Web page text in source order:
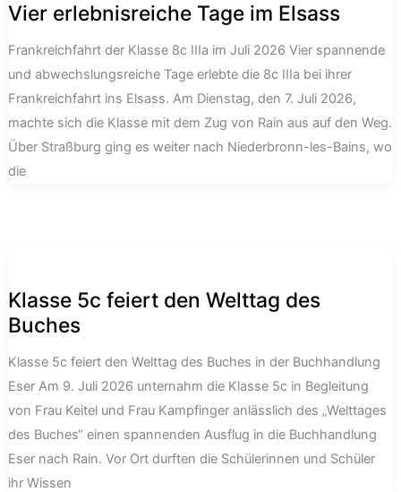
Vier erlebnisreiche Tage im Elsass
Frankreichfahrt der Klasse 8c IIIa im Juli 2026 Vier spannende
und abwechslungsreiche Tage erlebte die 8c IIIa bei ihrer
Frankreichfahrt ins Elsass. Am Dienstag, den 7. Juli 2026,
machte sich die Klasse mit dem Zug von Rain aus auf den Weg.
Über Straßburg ging es weiter nach Niederbronn-les-Bains, wo
die
Klasse 5c feiert den Welttag des
Buches
Klasse 5c feiert den Welttag des Buches in der Buchhandlung
Eser Am 9. Juli 2026 unternahm die Klasse 5c in Begleitung
von Frau Keitel und Frau Kampfinger anlässlich des „Welttages
des Buches“ einen spannenden Ausflug in die Buchhandlung
Eser nach Rain. Vor Ort durften die Schülerinnen und Schüler
ihr Wissen